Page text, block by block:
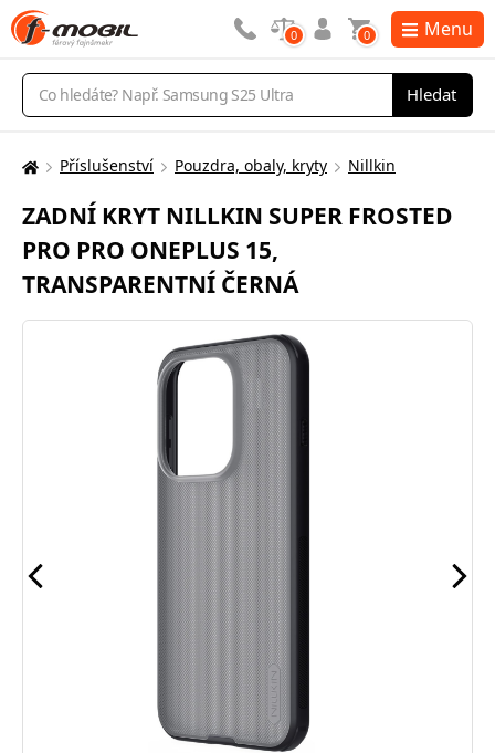
Vyhledávání
Hledat
0 0 Menu
Zde
nacházíte:
Příslušenství Pouzdra, obaly, kryty Nillkin
ZADNÍ KRYT NILLKIN SUPER FROSTED
PRO PRO ONEPLUS 15,
TRANSPARENTNÍ ČERNÁ